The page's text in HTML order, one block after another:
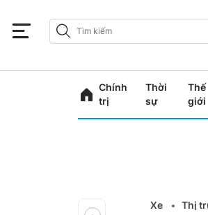
Chính
trị
Thời
sự
Thế
giới
Xe Thị